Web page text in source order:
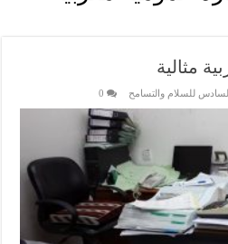
مثالية
للسلام والتسامح 0